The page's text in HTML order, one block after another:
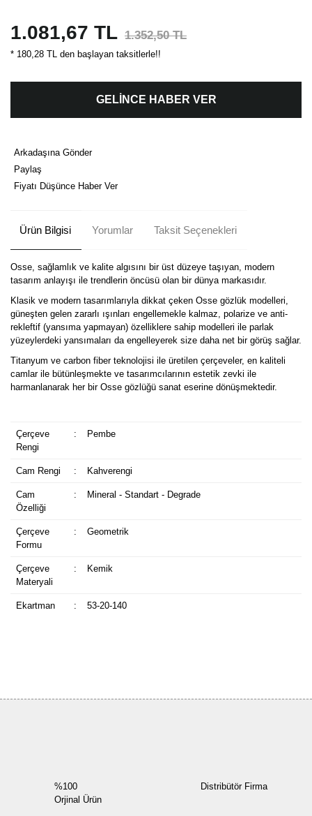
1.081,67 TL 1.352,50 TL
* 180,28 TL den başlayan taksitlerle!!
GELİNCE HABER VER
Arkadaşına Gönder
Paylaş
Fiyatı Düşünce Haber Ver
Ürün Bilgisi Yorumlar Taksit Seçenekleri
Osse, sağlamlık ve kalite algısını bir üst düzeye taşıyan, modern
tasarım anlayışı ile trendlerin öncüsü olan bir dünya markasıdır.
Klasik ve modern tasarımlarıyla dikkat çeken Osse gözlük modelleri,
güneşten gelen zararlı ışınları engellemekle kalmaz, polarize ve anti-
rekleftif (yansıma yapmayan) özelliklere sahip modelleri ile parlak
yüzeylerdeki yansımaları da engelleyerek size daha net bir görüş sağlar.
Titanyum ve carbon fiber teknolojisi ile üretilen çerçeveler, en kaliteli
camlar ile bütünleşmekte ve tasarımcılarının estetik zevki ile
harmanlanarak her bir Osse gözlüğü sanat eserine dönüşmektedir.
Çerçeve
Rengi
: Pembe
Cam Rengi : Kahverengi
Cam
Özelliği
: Mineral - Standart - Degrade
Çerçeve
Formu
: Geometrik
Çerçeve
Materyali
: Kemik
Ekartman : 53-20-140
%100
Orjinal Ürün
Distribütör Firma